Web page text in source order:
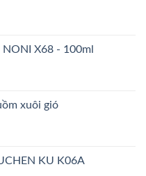
X68 - 100ml
xuôi gió
KU K06A